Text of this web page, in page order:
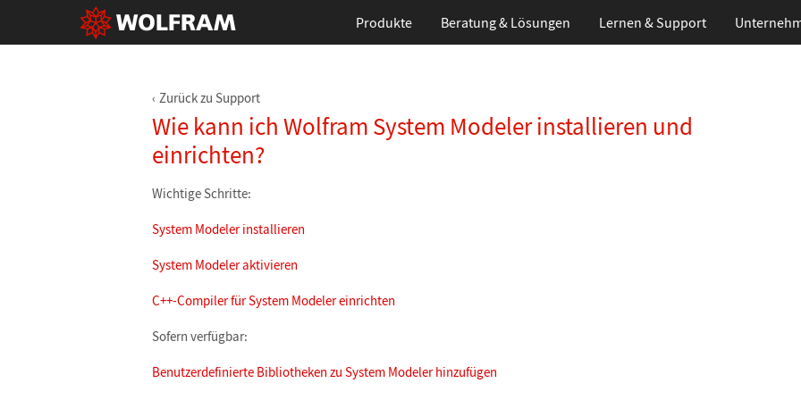
Produkte Beratung & Lösungen Lernen & Support
Zurück zu Support
Wie kann ich Wolfram System Modeler installieren und
einrichten?
Wichtige Schritte:
System Modeler installieren
System Modeler aktivieren
C++-Compiler für System Modeler einrichten
Sofern verfügbar:
Benutzerdefinierte Bibliotheken zu System Modeler hinzufügen